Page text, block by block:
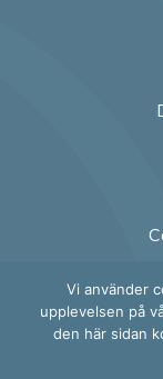
Vi använder
upplevelsen på
den här sidan